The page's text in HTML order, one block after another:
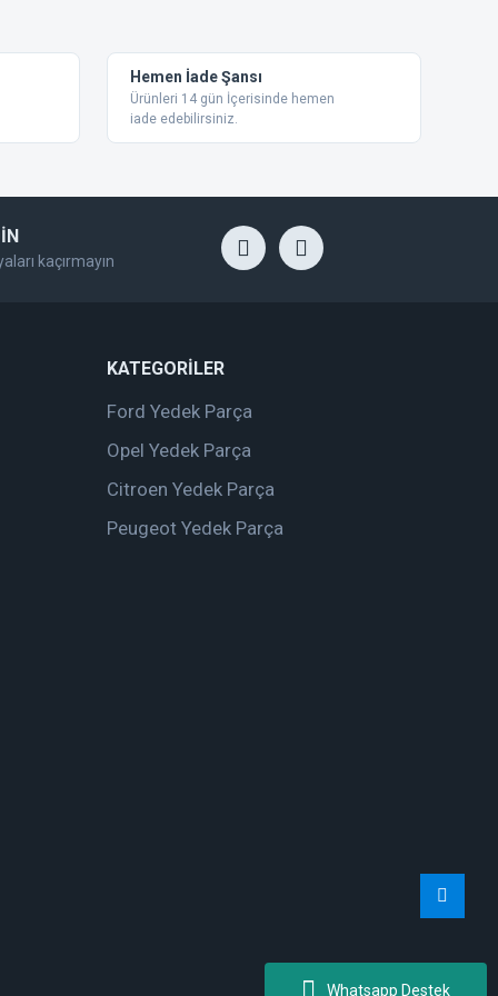
Whatsapp Destek
Hemen İade Şansı
Ürünleri 14 gün İçerisinde hemen
iade edebilirsiniz.
kaçırmayın
KATEGORİLER
Ford Yedek Parça
Opel Yedek Parça
Citroen Yedek Parça
Peugeot Yedek Parça